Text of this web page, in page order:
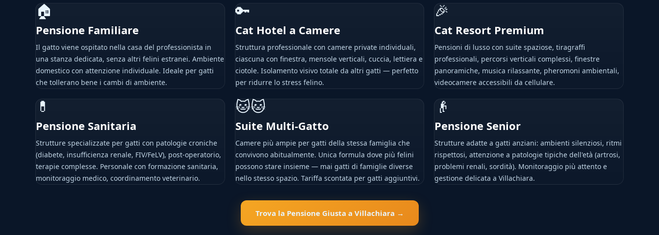
🏠
Pensione Familiare
Il gatto viene ospitato nella casa del professionista in
una stanza dedicata, senza altri felini estranei. Ambiente
domestico con attenzione individuale. Ideale per gatti
che tollerano bene i cambi di ambiente.
🔑
Cat Hotel a Camere
Struttura professionale con camere private individuali,
ciascuna con finestra, mensole verticali, cuccia, lettiera e
ciotole. Isolamento visivo totale da altri gatti — perfetto
per ridurre lo stress felino.
🎉
Cat Resort Premium
Pensioni di lusso con suite spaziose, tiragraffi
professionali, percorsi verticali complessi, finestre
panoramiche, musica rilassante, pheromoni ambientali,
videocamere accessibili da cellulare.
💊
Pensione Sanitaria
Strutture specializzate per gatti con patologie croniche
(diabete, insufficienza renale, FIV/FeLV), post-operatorio,
terapie complesse. Personale con formazione sanitaria,
monitoraggio medico, coordinamento veterinario.
🐱🐱
Suite Multi-Gatto
Camere più ampie per gatti della stessa famiglia che
convivono abitualmente. Unica formula dove più felini
possono stare insieme — mai gatti di famiglie diverse
nello stesso spazio. Tariffa scontata per gatti aggiuntivi.
👴
Pensione Senior
Strutture adatte a gatti anziani: ambienti silenziosi, ritmi
rispettosi, attenzione a patologie tipiche dell'età (artrosi,
problemi renali, sordità). Monitoraggio più attento e
gestione delicata a Villachiara.
Trova la Pensione Giusta a Villachiara →